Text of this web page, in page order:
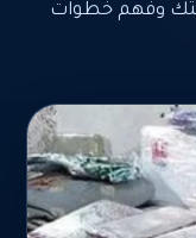
وفهم خطوات